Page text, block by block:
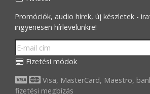
Promóciók, audio hírek, új készletek -
ingyenesen hírlevelünkre!
Fizetési módok
Visa, MasterCard, Maestro,
fizetési megbízás